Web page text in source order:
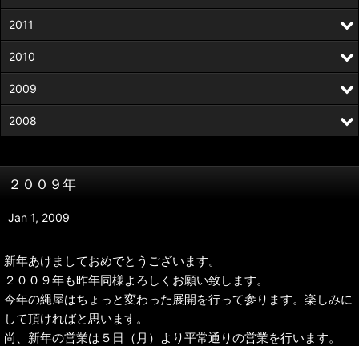
２００９年
Jan 1, 2009
新年あけましておめでとうございます。
２００９年も昨年同様よろしくお願い致します。
今年の縄屋はちょっと変わった展開を行って参ります。楽しみに
して頂ければと思います。
尚、新年の営業は５日（月）より平常通りの営業を行います。
2011
2010
2009
2008